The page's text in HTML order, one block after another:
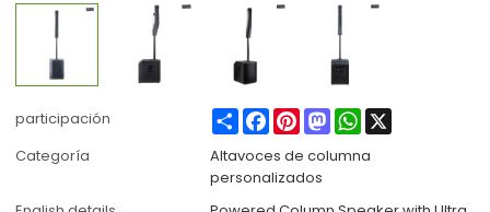
participación ShareFacebook
PinterestMastodonWhatsApp
Categoría
Altavoces de columna
personalizados